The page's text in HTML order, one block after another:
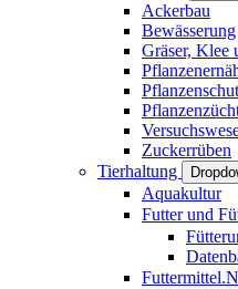
Ackerbau
Bewässerung
Gräser, Klee
Zuckerrüben
Tierhaltung
Aquakultur
Futter und